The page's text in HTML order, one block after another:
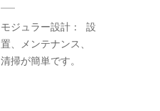
モジュラー設計： 設
置、メンテナンス、
清掃が簡単です。